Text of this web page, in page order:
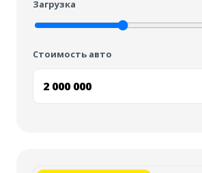
Загрузка
Стоимость авто